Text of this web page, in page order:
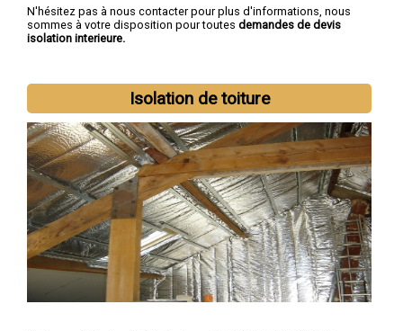
N'hésitez pas à nous contacter pour plus d'informations, nous
sommes à votre disposition pour toutes demandes de devis
isolation interieure.
Isolation de toiture